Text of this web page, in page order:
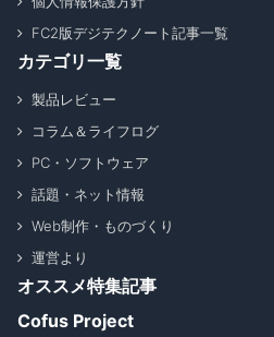
FC2版デジテクノート記事一覧
カテゴリ一覧
製品レビュー
コラム＆ライフログ
PC・ソフトウェア
話題・ネット情報
Web制作・ものづくり
運営より
オススメ特集記事
Cofus Project